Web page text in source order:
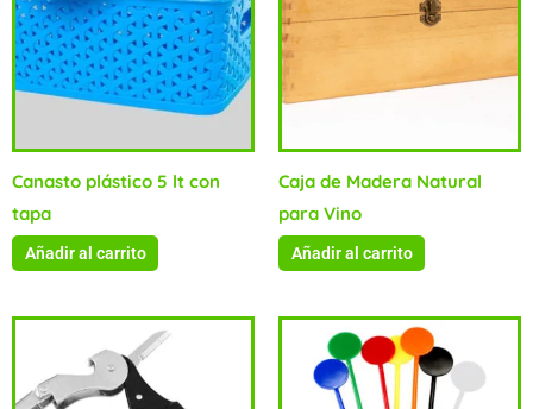
Canasto plástico 5 lt con
tapa
Añadir al carrito
Caja de Madera Natural
para Vino
Añadir al carrito